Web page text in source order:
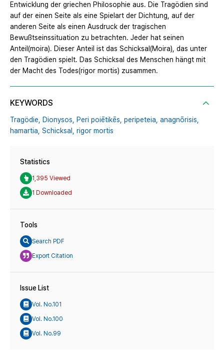
Entwicklung der griechen Philosophie aus. Die Tragödien sind
auf der einen Seite als eine Spielart der Dichtung, auf der
anderen Seite als einen Ausdruck der tragischen
Bewußtseinssituation zu betrachten. Jeder hat seinen
Anteil(moira). Dieser Anteil ist das Schicksal(Moira), das unter
den Tragödien spielt. Das Schicksal des Menschen hängt mit
der Macht des Todes(rigor mortis) zusammen.
KEYWORDS
Tragödie, Dionysos, Peri poiētikēs, peripeteia, anagnōrisis,
hamartia, Schicksal, rigor mortis
Statistics
1,395 Viewed
1 Downloaded
Tools
Search PDF
Export Citation
Issue List
Vol. No.101
Vol. No.100
Vol. No.99